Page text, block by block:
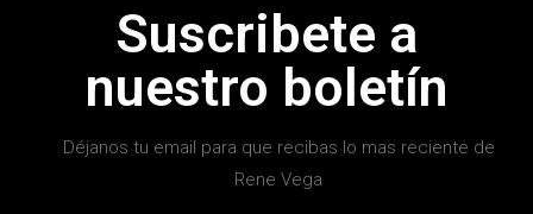
Suscribete a
nuestro boletín
Déjanos tu email para que recibas lo mas reciente de
Rene Vega